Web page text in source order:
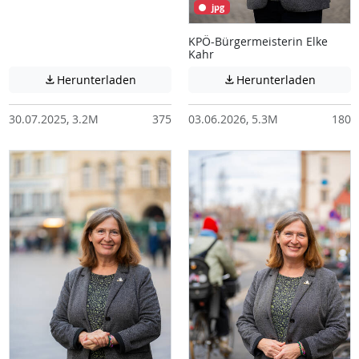
 Herunterladen Achtung: Diese Datei enthält unter
30.07.2025, 3.2M 375
jpg
KPÖ-Bürgermeisterin Elke
Kahr
 Herunterladen
03.06.2026, 5.3M 180